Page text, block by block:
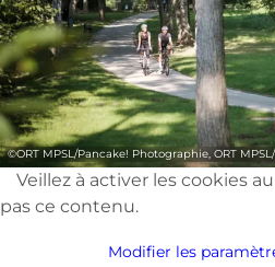
©ORT MPSL/Pancake! Photographie, ORT
Veillez à activer les cookies
pas ce contenu.
Modifier les